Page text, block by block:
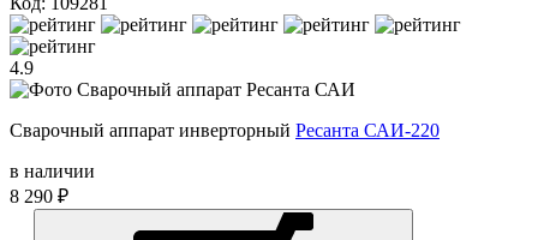
4.9
Сварочный аппарат инверторный Ресанта САИ-220
в наличии
8 290 ₽